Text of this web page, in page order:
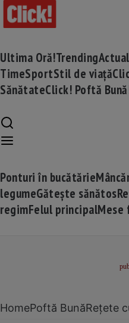
Ultima Oră!Trending
TimeSportStil de viață
SănătateClick! Poftă
Ponturi în bucătărie
legumeGătește sănătos
regimFelul principalMese
HomePoftă BunăRețete